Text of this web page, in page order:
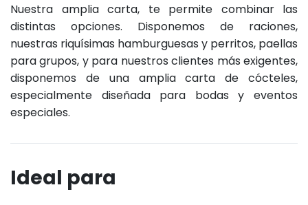
Nuestra amplia carta, te permite combinar las
distintas opciones. Disponemos de raciones,
nuestras riquísimas hamburguesas y perritos, paellas
para grupos, y para nuestros clientes más exigentes,
disponemos de una amplia carta de cócteles,
especialmente diseñada para bodas y eventos
especiales.
Ideal para